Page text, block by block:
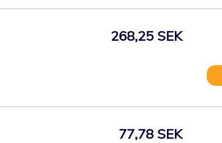
268,25 SEK
77,78 SEK